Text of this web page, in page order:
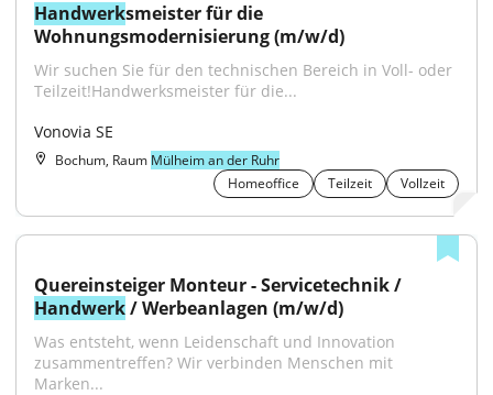
Handwerksmeister für die
Wohnungsmodernisierung (m/w/d)
Wir suchen Sie für den technischen Bereich in Voll- oder
Teilzeit!Handwerksmeister für die...
Vonovia SE
Bochum, Raum Mülheim an der Ruhr
Homeoffice
Teilzeit Vollzeit
Handwerk / Werbeanlagen (m/w/d)
Was entsteht, wenn Leidenschaft und Innovation
zusammentreffen? Wir verbinden Menschen mit
Marken...